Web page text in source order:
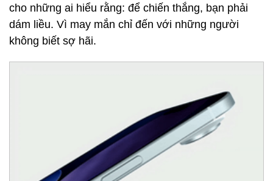
cho những ai hiểu rằng: để chiến thắng, bạn phải
dám liều. Vì may mắn chỉ đến với những người
không biết sợ hãi.